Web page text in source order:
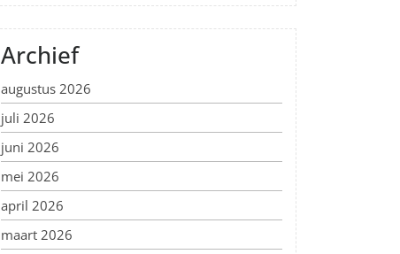
Archief
augustus 2026
juli 2026
juni 2026
mei 2026
april 2026
maart 2026